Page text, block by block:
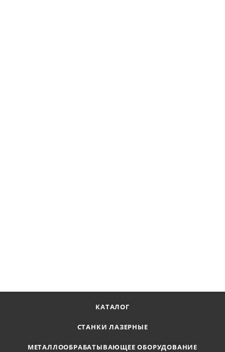
КАТАЛОГ
СТАНКИ ЛАЗЕРНЫЕ
МЕТАЛЛООБРАБАТЫВАЮЩЕЕ ОБОРУДОВАНИЕ